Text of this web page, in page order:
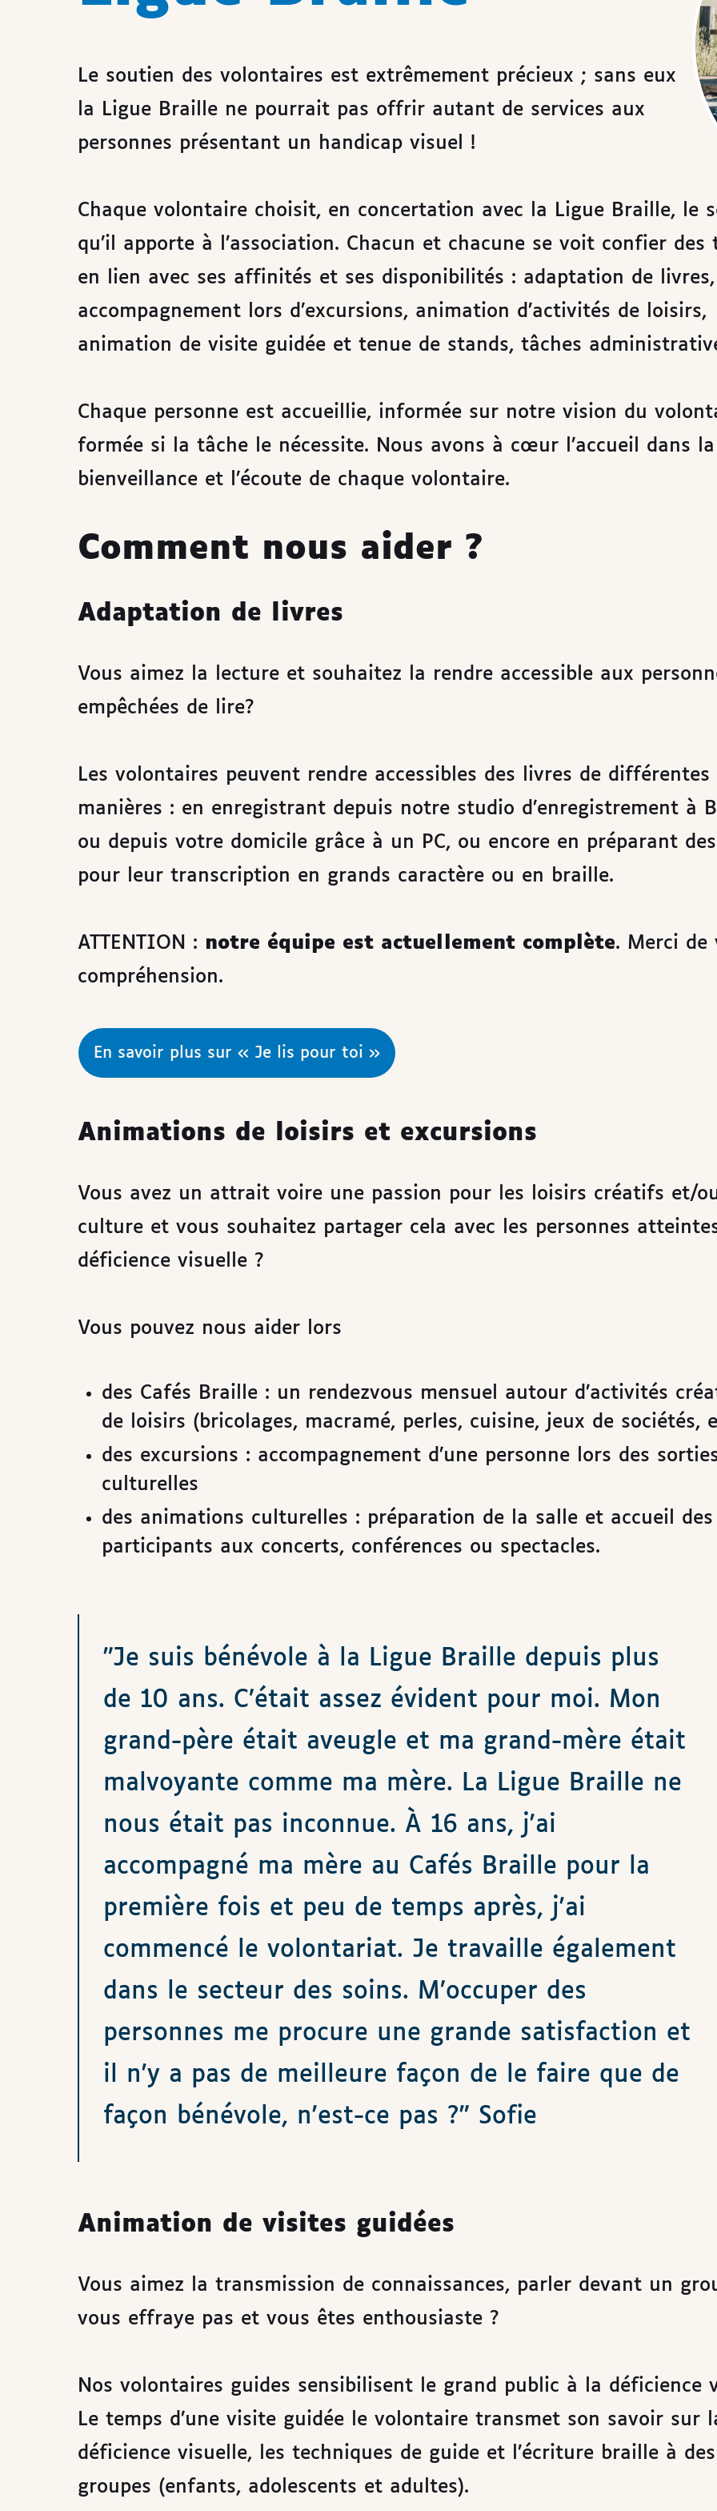
Le soutien des volontaires est extrêmement précieux ; sans eux
la Ligue Braille ne pourrait pas offrir autant de services aux
personnes présentant un handicap visuel !
Chaque volontaire choisit, en concertation avec la Ligue Braille, le
qu’il apporte à l’association. Chacun et chacune se voit confier des
en lien avec ses affinités et ses disponibilités : adaptation de livres,
accompagnement lors d’excursions, animation d’activités de loisirs,
animation de visite guidée et tenue de stands, tâches
Chaque personne est accueillie, informée sur notre vision du
formée si la tâche le nécessite. Nous avons à cœur l’accueil dans la
bienveillance et l’écoute de chaque volontaire.
Comment nous aider ?
Adaptation de livres
Vous aimez la lecture et souhaitez la rendre accessible aux
empêchées de lire?
Les volontaires peuvent rendre accessibles des livres de différentes
manières : en enregistrant depuis notre studio d’enregistrement à
ou depuis votre domicile grâce à un PC, ou encore en préparant
pour leur transcription en grands caractère ou en braille.
ATTENTION : notre équipe est actuellement complète. Merci de
compréhension.
En savoir plus sur « Je lis pour toi »
Animations de loisirs et excursions
Vous avez un attrait voire une passion pour les loisirs créatifs et/
culture et vous souhaitez partager cela avec les personnes
déficience visuelle ?
Vous pouvez nous aider lors
des Cafés Braille : un rendezvous mensuel autour d’activités
de loisirs (bricolages, macramé, perles, cuisine, jeux de sociétés,
des excursions : accompagnement d’une personne lors des
culturelles
des animations culturelles : préparation de la salle et accueil des
participants aux concerts, conférences ou spectacles.
"Je suis bénévole à la Ligue Braille depuis plus
de 10 ans. C’était assez évident pour moi. Mon
grand-père était aveugle et ma grand-mère était
malvoyante comme ma mère. La Ligue Braille ne
nous était pas inconnue. À 16 ans, j'ai
accompagné ma mère au Cafés Braille pour la
première fois et peu de temps après, j'ai
commencé le volontariat. Je travaille également
dans le secteur des soins. M’occuper des
personnes me procure une grande satisfaction et
il n'y a pas de meilleure façon de le faire que de
façon bénévole, n'est-ce pas ?” Sofie
Animation de visites guidées
Vous aimez la transmission de connaissances, parler devant un
vous effraye pas et vous êtes enthousiaste ?
Nos volontaires guides sensibilisent le grand public à la déficience
Le temps d’une visite guidée le volontaire transmet son savoir sur
déficience visuelle, les techniques de guide et l’écriture braille à des
groupes (enfants, adolescents et adultes).